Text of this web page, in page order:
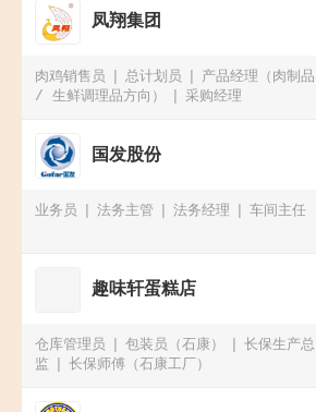
凤翔集团
肉鸡销售员 总计划员
产品经理（肉制品
/ 生鲜调理品方向）
采购经理
国发股份
业务员 法务主管 法务经理 车间主任
趣味轩蛋糕店
仓库管理员 包装员（石康）
长保生产总
监
长保师傅（石康工厂）